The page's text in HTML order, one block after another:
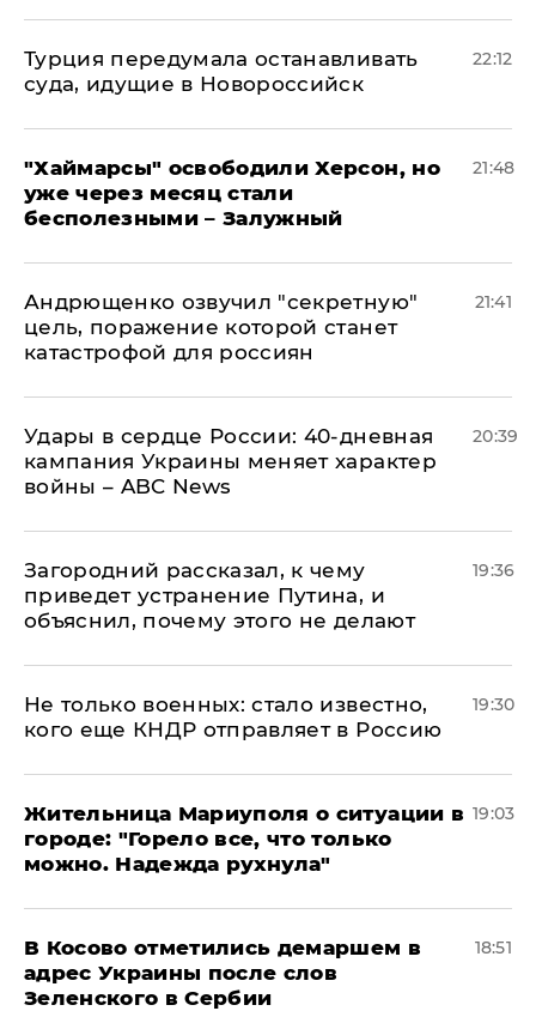
Турция передумала останавливать
суда, идущие в Новороссийск
22:12
"Хаймарсы" освободили Херсон, но
уже через месяц стали
бесполезными – Залужный
21:48
Андрющенко озвучил "секретную"
цель, поражение которой станет
катастрофой для россиян
21:41
Удары в сердце России: 40-дневная
кампания Украины меняет характер
войны – ABC News
20:39
Загородний рассказал, к чему
приведет устранение Путина, и
объяснил, почему этого не делают
19:36
Не только военных: стало известно,
кого еще КНДР отправляет в Россию
19:30
Жительница Мариуполя о ситуации в
городе: "Горело все, что только
можно. Надежда рухнула"
19:03
В Косово отметились демаршем в
адрес Украины после слов
Зеленского в Сербии
18:51